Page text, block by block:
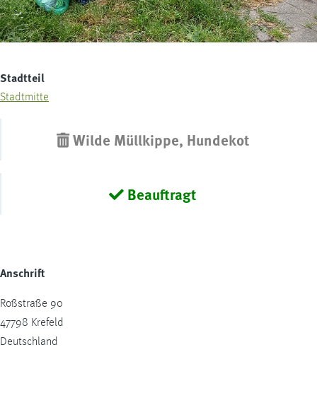
Stadtteil
Stadtmitte
Wilde Müllkippe, Hundekot
Beauftragt
Anschrift
Roßstraße 90
47798 Krefeld
Deutschland